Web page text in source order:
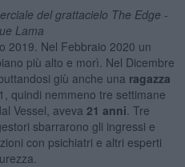
del grattacielo The Edge -
Lama
2019. Nel Febbraio 2020 un
più alto e morì. Nel Dicembre
giù anche una ragazza
quindi nemmeno tre settimane
Vessel, aveva 21 anni . Tre
sbarrarono gli ingressi e
con psichiatri e altri esperti